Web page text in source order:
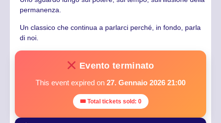
permanenza.
Un classico che continua a parlarci perché, in fondo, parla
di noi.
Evento terminato
This event expired on 27. Gennaio 2026 21:00
🎟 Total tickets sold: 0